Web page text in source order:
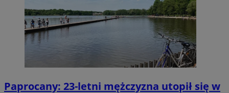
Paprocany: 23-letni mężczyzna utopił się w